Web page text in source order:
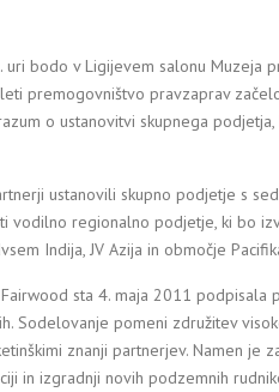
bodo v Ligijevem salonu Muzeja
premogovništvo pravzaprav
o ustanovitvi skupnega
ustanovili skupno podjetje s
vodilno regionalno podjetje, ki bo
Indija, JV Azija in območje
sta 4. maja 2011
Sodelovanje pomeni združitev
znanji partnerjev. Namen
in izgradnji novih podzemnih